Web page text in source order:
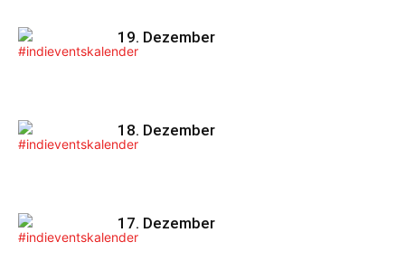
19. Dezember
18. Dezember
17. Dezember